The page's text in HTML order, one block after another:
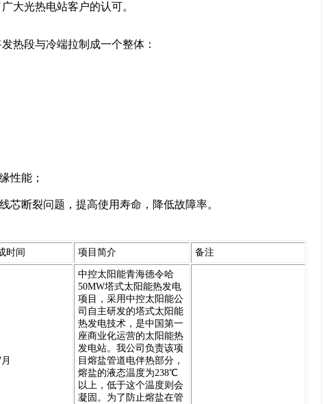
大光热电站客户的认可。
热段与冷端拉制成一个整体：
性能；
芯断裂问题，提高使用寿命，降低故障率。
时间 项目简介 备注
中控太阳能青海德令哈
50MW塔式太阳能热发电
项目，采用中控太阳能公
司自主研发的塔式太阳能
热发电技术，是中国第一
座商业化运营的太阳能热
发电站。我公司负责该项
目熔盐管道电伴热部分，
熔盐的液态温度为238℃
以上，低于这个温度则会
凝固。为了防止熔盐在管